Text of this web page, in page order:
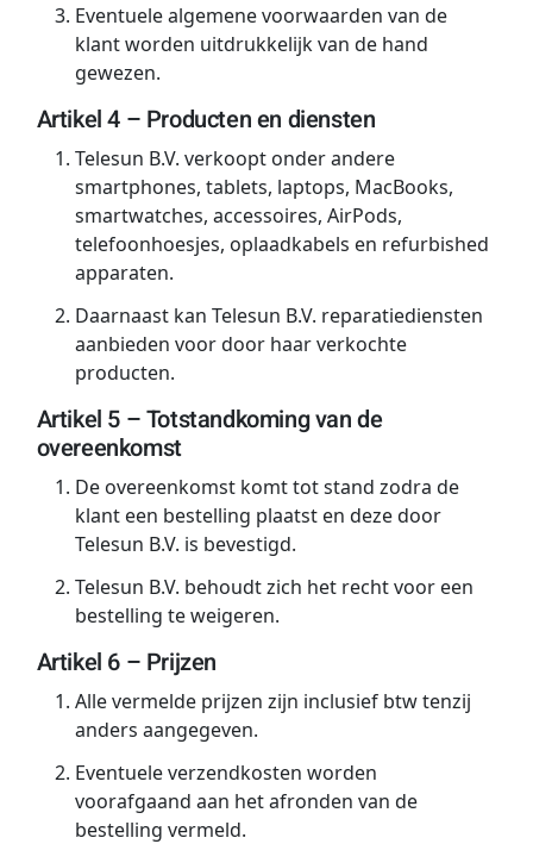
Eventuele algemene voorwaarden van de
klant worden uitdrukkelijk van de hand
gewezen.
Artikel 4 – Producten en diensten
Telesun B.V. verkoopt onder andere
smartphones, tablets, laptops, MacBooks,
smartwatches, accessoires, AirPods,
telefoonhoesjes, oplaadkabels en refurbished
apparaten.
Daarnaast kan Telesun B.V. reparatiediensten
aanbieden voor door haar verkochte
producten.
Artikel 5 – Totstandkoming van de
overeenkomst
De overeenkomst komt tot stand zodra de
klant een bestelling plaatst en deze door
Telesun B.V. is bevestigd.
Telesun B.V. behoudt zich het recht voor een
bestelling te weigeren.
Artikel 6 – Prijzen
Alle vermelde prijzen zijn inclusief btw tenzij
anders aangegeven.
Eventuele verzendkosten worden
voorafgaand aan het afronden van de
bestelling vermeld.